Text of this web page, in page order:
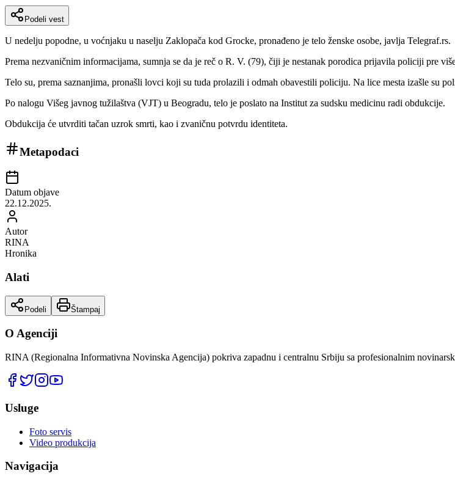
Podeli vest
U nedelju popodne, u voćnjaku u naselju Zaklopača kod Grocke, pronađeno je telo ženske osobe, javlja Telegraf.rs.
Prema nezvaničnim informacijama, sumnja se da je reč o R. V. (79), čiji je nestanak porodica prijavila policiji pre
Telo su, prema saznanjima, pronašli lovci koji su tuda prolazili i odmah obavestili policiju. Na lice mesta izašle su
Po nalogu Višeg javnog tužilaštva (VJT) u Beogradu, telo je poslato na Institut za sudsku medicinu radi obdukcije.
Obdukcija će utvrditi tačan uzrok smrti, kao i zvaničnu potvrdu identiteta.
Metapodaci
Datum objave
22.12.2025.
Autor
RINA
Hronika
Alati
Podeli Štampaj
O Agenciji
RINA (Regionalna Informativna Novinska Agencija) pokriva zapadnu i centralnu Srbiju sa profesionalnim
Usluge
Foto servis
Video produkcija
Navigacija